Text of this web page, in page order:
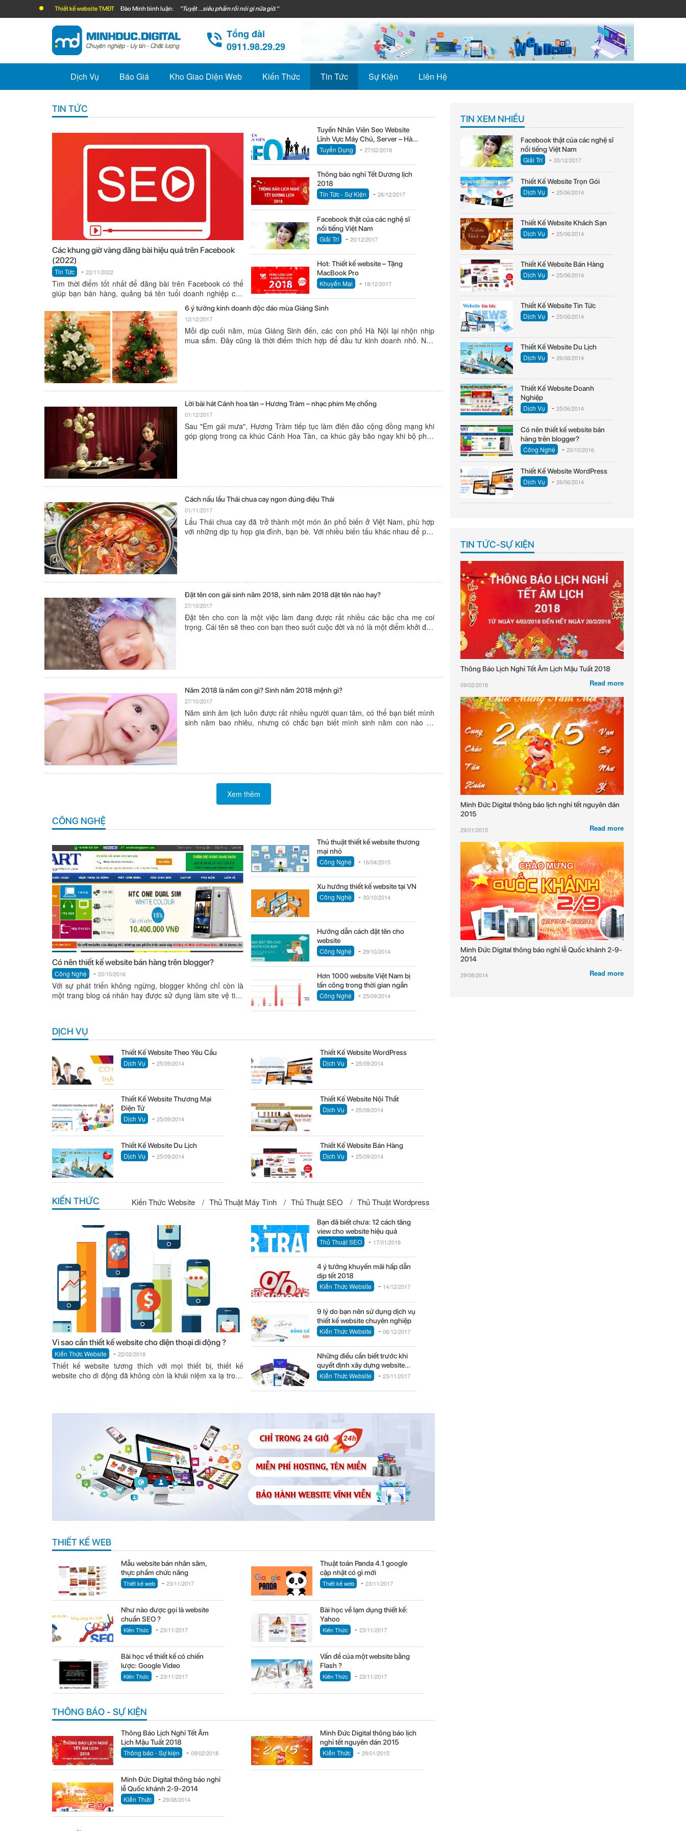
Thiết kế website TMĐT Đào Minh bình luận: "Tuyệt ...siêu phẩm rồi nói gì nữa giờ."
Tổng đài
0911.98.29.29
Dịch Vụ Báo Giá Kho Giao Diện Web Kiến Thức Tin Tức Sự Kiện Liên Hệ
TIN TỨC
Các khung giờ vàng đăng bài hiệu quả trên Facebook
(2022)
Tin Tức - 22/11/2022
Tìm thời điểm tốt nhất để đăng bài trên Facebook có thể
giúp bạn bán hàng, quảng bá tên tuổi doanh nghiệp của
Tuyển Nhân Viên Seo Website
Lĩnh Vực Máy Chủ, Server – Hà
Nội
Tuyển Dụng - 27/02/2018
Thông báo nghỉ Tết Dương lịch
2018
Tin Tức - Sự Kiện - 26/12/2017
Facebook thật của các nghệ sĩ
nổi tiếng Việt Nam
Giải Trí - 20/12/2017
Hot: Thiết kế website – Tặng
MacBook Pro
Khuyến Mại - 18/12/2017
6 ý tưởng kinh doanh độc đáo mùa Giáng Sinh
12/12/2017
Mỗi dịp cuối năm, mùa Giáng Sinh đến, các con phố Hà Nội lại nhộn nhịp
mua sắm. Đây cũng là thời điểm thích hợp để đầu tư kinh doanh nhỏ. Nếu
Lời bài hát Cánh hoa tàn – Hương Tràm – nhạc phim Mẹ chồng
01/12/2017
Sau "Em gái mưa", Hương Tràm tiếp tục làm điên đảo cộng đồng mạng khi
góp giọng trong ca khúc Cánh Hoa Tàn, ca khúc gây bão ngay khi bộ phim
Cách nấu lẩu Thái chua cay ngon đúng điệu Thái
01/11/2017
Lẩu Thái chua cay đã trở thành một món ăn phổ biến ở Việt Nam, phù hợp
với những dịp tụ họp gia đình, bạn bè. Với nhiều biến tấu khác nhau để phù
Đặt tên con gái sinh năm 2018, sinh năm 2018 đặt tên nào hay?
27/10/2017
Đặt tên cho con là một việc làm đang được rất nhiều các bậc cha mẹ coi
trọng. Cái tên sẽ theo con bạn theo suốt cuộc đời và nó là một điểm khởi đầu
Năm 2018 là năm con gì? Sinh năm 2018 mệnh gì?
27/10/2017
Năm sinh âm lịch luôn được rất nhiều người quan tâm, có thể bạn biết mình
sinh năm bao nhiêu, nhưng có chắc bạn biết mình sinh năm con nào và
Xem thêm
CÔNG NGHỆ
Có nên thiết kế website bán hàng trên blogger?
Công Nghệ - 20/10/2016
Với sự phát triển không ngừng, blogger không chỉ còn là
một trang blog cá nhân hay được sử dụng làm site vệ tinh
Thủ thuật thiết kế website thương
mại nhỏ
Công Nghệ - 16/04/2015
Xu hướng thiết kế website tại VN
Công Nghệ - 30/10/2014
Hướng dẫn cách đặt tên cho
website
Công Nghệ - 29/10/2014
Hơn 1000 website Việt Nam bị
tấn công trong thời gian ngắn
Công Nghệ - 25/09/2014
DỊCH VỤ
Thiết Kế Website Theo Yêu Cầu
Dịch Vụ - 25/09/2014
Thiết Kế Website WordPress
Dịch Vụ - 25/09/2014
Thiết Kế Website Thương Mại
Điện Tử
Dịch Vụ - 25/09/2014
Thiết Kế Website Nội Thất
Dịch Vụ - 25/09/2014
Thiết Kế Website Du Lịch
Dịch Vụ - 25/09/2014
Thiết Kế Website Bán Hàng
Dịch Vụ - 25/09/2014
KIẾN THỨC Kiến Thức Website / Thủ Thuật Máy Tính / Thủ Thuật SEO / Thủ Thuật Wordpress
Vì sao cần thiết kế website cho điện thoại di động ?
Kiến Thức Website - 22/02/2018
Thiết kế website tương thích với mọi thiết bị, thiết kế
website cho di động đã không còn là khái niệm xa lạ trong
Bạn đã biết chưa: 12 cách tăng
view cho website hiệu quả
Thủ Thuật SEO - 17/01/2018
4 ý tưởng khuyến mãi hấp dẫn
dịp tết 2018
Kiến Thức Website - 14/12/2017
9 lý do bạn nên sử dụng dịch vụ
thiết kế website chuyên nghiệp
Kiến Thức Website - 06/12/2017
Những điều cần biết trước khi
quyết định xây dựng website
wordpress
Kiến Thức Website - 23/11/2017
THIẾT KẾ WEB
Mẫu website bán nhân sâm,
thực phẩm chức năng
Thiết kế web
- 23/11/2017
Thuật toán Panda 4.1 google
cập nhật có gì mới
Thiết kế web
- 23/11/2017
Như nào được gọi là website
chuẩn SEO ?
Kiến Thức
- 23/11/2017
Bài học về lạm dụng thiết kế:
Yahoo
Kiến Thức
- 23/11/2017
Bài học về thiết kế có chiến
lược: Google Video
Kiến Thức
- 23/11/2017
Vấn đề của một website bằng
Flash ?
Kiến Thức
- 23/11/2017
THÔNG BÁO - SỰ KIỆN
Thông Báo Lịch Nghỉ Tết Âm
Lịch Mậu Tuất 2018
Thông báo - Sự kiện - 09/02/2018
Minh Đức Digital thông báo lịch
nghỉ tết nguyên đán 2015
Kiến Thức - 29/01/2015
Minh Đức Digital thông báo nghỉ
lễ Quốc khánh 2-9-2014
Kiến Thức - 29/08/2014
TIN XEM NHIỀU
Facebook thật của các nghệ sĩ
nổi tiếng Việt Nam
Giải Trí - 20/12/2017
Thiết Kế Website Trọn Gói
Dịch Vụ - 25/06/2014
Thiết Kế Website Khách Sạn
Dịch Vụ - 25/06/2014
Thiết Kế Website Bán Hàng
Dịch Vụ - 25/06/2014
Thiết Kế Website Tin Tức
Dịch Vụ - 25/06/2014
Thiết Kế Website Du Lịch
Dịch Vụ - 26/06/2014
Thiết Kế Website Doanh
Nghiệp
Dịch Vụ - 25/06/2014
Có nên thiết kế website bán
hàng trên blogger?
Công Nghệ - 20/10/2016
Thiết Kế Website WordPress
Dịch Vụ - 26/06/2014
TIN TỨC-SỰ KIỆN
Thông Báo Lịch Nghỉ Tết Âm Lịch Mậu Tuất 2018
09/02/2018
Read more
Minh Đức Digital thông báo lịch nghỉ tết nguyên đán
2015
29/01/2015
Read more
Minh Đức Digital thông báo nghỉ lễ Quốc khánh 2-9-
2014
29/08/2014
Read more